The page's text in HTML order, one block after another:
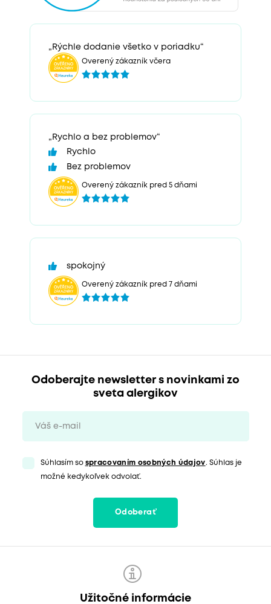
„Rýchle dodanie všetko v poriadku“
Overený zákazník včera
„Rychlo a bez problemov“
Rychlo
Bez problemov
Overený zákazník pred 5 dňami
spokojný
Overený zákazník pred 7 dňami
Odoberajte newsletter s novinkami zo
sveta alergikov
Súhlasím so spracovaním osobných údajov. Súhlas je
možné kedykoľvek odvolať.
Odoberať
Užitočné informácie